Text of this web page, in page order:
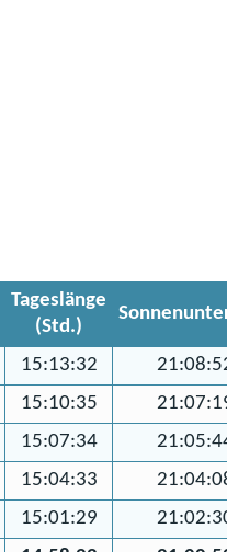
Tageslänge
(Std.)
15:13:32
15:10:35
15:07:34
15:04:33
15:01:29